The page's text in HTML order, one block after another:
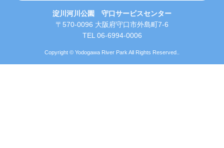
淀川河川公園 守口サービスセンター
〒570-0096 大阪府守口市外島町7-6
TEL 06-6994-0006
Copyright © Yodogawa River Park All Rights Reserved..